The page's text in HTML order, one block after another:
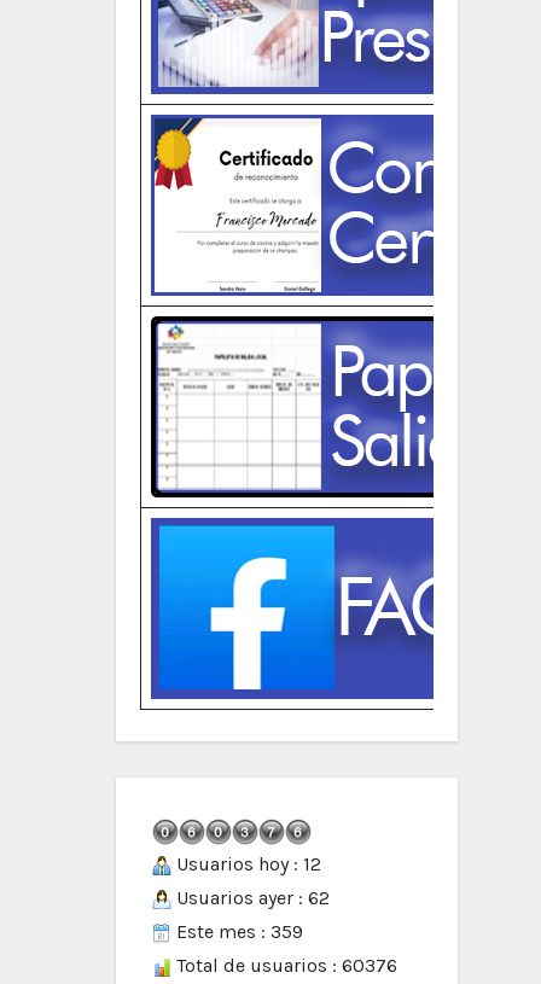
Usuarios hoy : 12
Usuarios ayer : 62
Este mes : 359
Total de usuarios : 60376